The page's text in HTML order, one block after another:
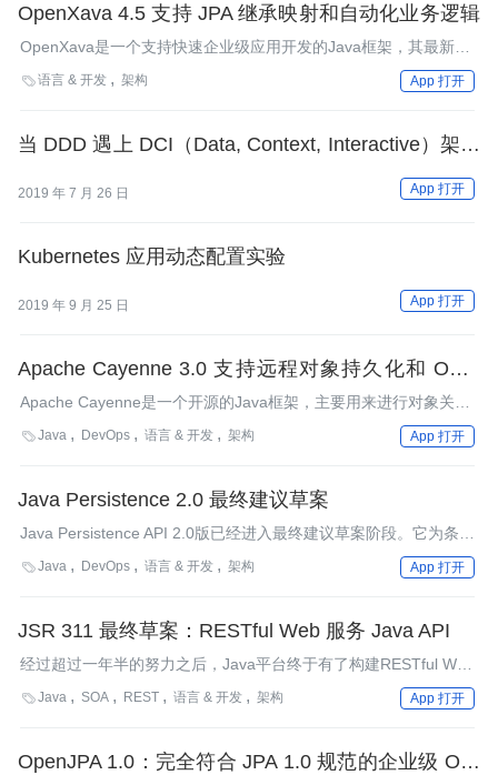
OpenXava 4.5 支持 JPA 继承映射和自动化业务逻辑
OpenXava是一个支持快速企业级应用开发的Java框架，其最新版
本支持所有的JPA继承映射策略和自动化业务逻辑（Automated
Business Logic，ABL）库。OpenXava 4.5版本已于7月份发布。
语言 & 开发 架构 App 打开
当 DDD 遇上 DCI（Data, Context, Interactive）架构
2019 年 7 月 26 日 App 打开
Kubernetes 应用动态配置实验
2019 年 9 月 25 日 App 打开
Apache Cayenne 3.0 支持远程对象持久化和 ORM
建模工具了
Apache Cayenne是一个开源的Java框架，主要用来进行对象关系
映射和持久化。Cayenne的新版本支持远程对象持久化和ORM建
模工具。InfoQ和Cayenne项目的主管们就该框架的新特性进行了
Java DevOps 语言 & 开发 架构 App 打开
Java Persistence 2.0 最终建议草案
Java Persistence API 2.0版已经进入最终建议草案阶段。它为条件
查询增加了类型安全API及相应的元模型（metamodel）API，并支
持Bean Validation。
Java DevOps 语言 & 开发 架构 App 打开
JSR 311 最终草案：RESTful Web 服务 Java API
经过超过一年半的努力之后，Java平台终于有了构建RESTful Web
服务的API：JAX-RS，JSR 311。InfoQ有幸对规范带头人Mark
Hadley和Paul Sandoz进行了采访。
Java SOA REST 语言 & 开发 架构 App 打开
OpenJPA 1.0：完全符合 JPA 1.0 规范的企业级 O/R